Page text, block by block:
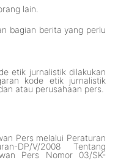
lain.
bagian berita yang perlu
etik jurnalistik dilakukan
kode etik jurnalistik
atau perusahaan pers.
Pers melalui Peraturan
DP/V/2008 Tentang
Pers Nomor 03/SK-